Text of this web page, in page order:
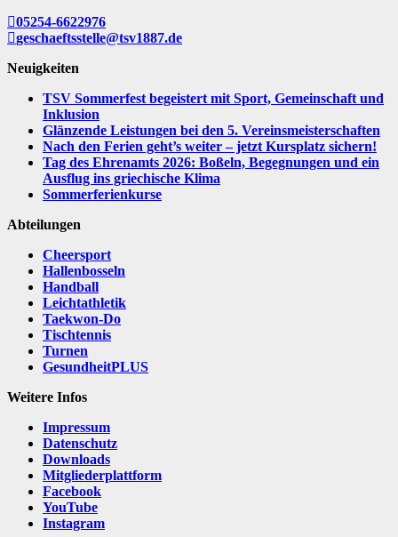
05254-6622976
geschaeftsstelle@tsv1887.de
Neuigkeiten
TSV Sommerfest begeistert mit Sport, Gemeinschaft und
Inklusion
Glänzende Leistungen bei den 5. Vereinsmeisterschaften
Nach den Ferien geht’s weiter – jetzt Kursplatz sichern!
Tag des Ehrenamts 2026: Boßeln, Begegnungen und ein
Ausflug ins griechische Klima
Sommerferienkurse
Abteilungen
Cheersport
Hallenbosseln
Handball
Leichtathletik
Taekwon-Do
Tischtennis
Turnen
GesundheitPLUS
Weitere Infos
Impressum
Datenschutz
Downloads
Mitgliederplattform
Facebook
YouTube
Instagram